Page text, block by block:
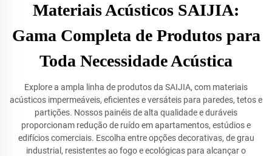
Materiais Acústicos SAIJIA:
Gama Completa de Produtos para
Toda Necessidade Acústica
Explore a ampla linha de produtos da SAIJIA, com materiais
acústicos impermeáveis, eficientes e versáteis para paredes, tetos e
partições. Nossos painéis de alta qualidade e duráveis
proporcionam redução de ruído em apartamentos, estúdios e
edifícios comerciais. Escolha entre opções decorativas, de grau
industrial, resistentes ao fogo e ecológicas para alcançar o